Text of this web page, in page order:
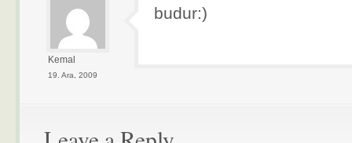
Kemal
19. Ara, 2009
budur:)